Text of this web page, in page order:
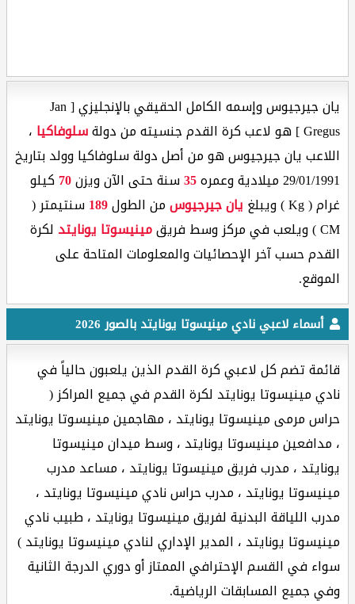
يان جيرجيوس وإسمه الكامل الحقيقي بالإنجليزي [ Jan
Gregus ] هو لاعب كرة القدم جنسيته من دولة
سلوفاكيا ،
اللاعب يان جيرجيوس هو من أصل دولة سلوفاكيا وولد بتاريخ
29/01/1991 ميلادية وعمره
35سنة حتى الآن ويزن70كيلو
غرام ( Kg ) ويبلغ
يان جيرجيوسمن الطول189سنتيمتر (
CM ) ويلعب في مركز وسط فريق
مينيسوتا يونايتد لكرة
القدم حسب آخر الإحصائيات والمعلومات المتاحة على
الموقع.
أسماء لاعبي نادي مينيسوتا يونايتد بالصور 2026
قائمة تضم كل لاعبي كرة القدم الذين يلعبون حالياً في
نادي مينيسوتا يونايتد لكرة القدم في جميع المراكز (
حراس مرمى مينيسوتا يونايتد ، مهاجمين مينيسوتا يونايتد
، مدافعين مينيسوتا يونايتد ، وسط ميدان مينيسوتا
يونايتد ، مدرب فريق مينيسوتا يونايتد ، مساعد مدرب
مينيسوتا يونايتد ، مدرب حراس نادي مينيسوتا يونايتد ،
مدرب اللياقة البدنية لفريق مينيسوتا يونايتد ، طبيب نادي
مينيسوتا يونايتد ، المدير الإداري لنادي مينيسوتا يونايتد )
سواء في القسم الإحترافي الممتاز أو دوري الدرجة الثانية
وفي جميع المسابقات الرياضية.